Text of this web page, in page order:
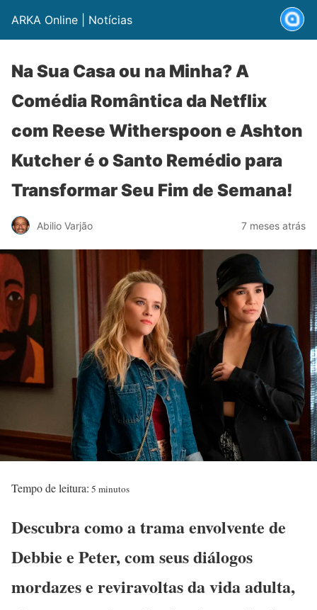
ARKA Online | Notícias
Na Sua Casa ou na Minha? A
Comédia Romântica da Netflix
com Reese Witherspoon e Ashton
Kutcher é o Santo Remédio para
Transformar Seu Fim de Semana!
Abilio Varjão 7 meses atrás
Tempo de leitura: 5 minutos
Descubra como a trama envolvente de
Debbie e Peter, com seus diálogos
mordazes e reviravoltas da vida adulta,